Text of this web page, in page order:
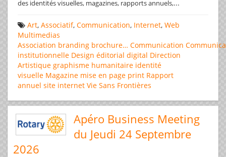
des identités visuelles, magazines, rapports annuels,...
Art, Associatif, Communication, Internet, Web
Multimedias
Association branding brochure… Communication
institutionnelle Design éditorial digital Direction
Artistique graphisme humanitaire identité
visuelle Magazine mise en page print Rapport
annuel site internet Vie Sans Frontières
Apéro Business Meeting
du Jeudi 24 Septembre
2026